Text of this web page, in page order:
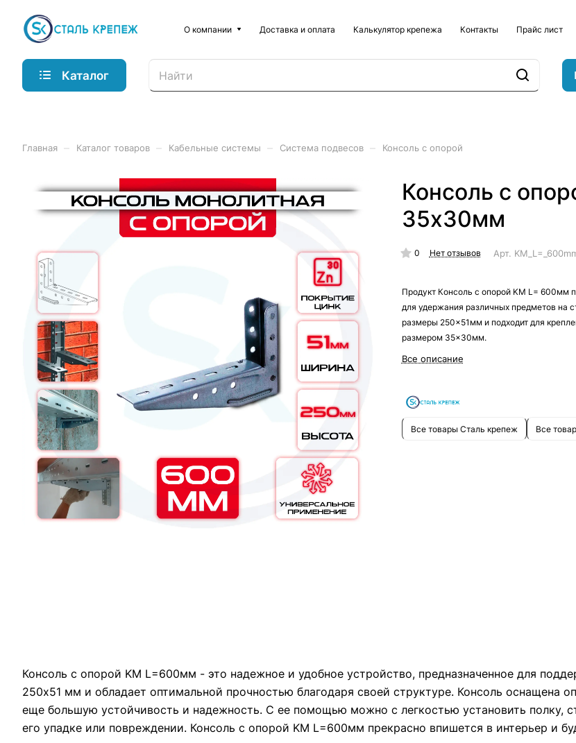
О компании Доставка и оплата Калькулятор крепежа Контакты Прайс лист
Каталог
Главная Каталог товаров Кабельные системы Система подвесов Консоль с опорой
Консоль с
35x30мм
0 Нет отзывов Арт.
Продукт Консоль с опорой KM L= 600мм
для удержания различных предметов на
размеры 250x51мм и подходит для
размером 35x30мм.
Все описание
Все товары Сталь крепеж Все
Консоль с опорой KM L=600мм - это надежное и удобное устройство, предназначенное для
250х51 мм и обладает оптимальной прочностью благодаря своей структуре. Консоль оснащена
еще большую устойчивость и надежность. С ее помощью можно с легкостью установить полку,
его упадке или повреждении. Консоль с опорой KM L=600мм прекрасно впишется в интерьер и